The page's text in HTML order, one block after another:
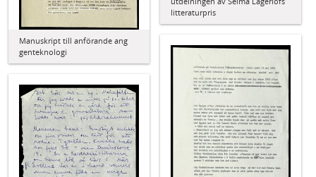
litteraturpris
Manuskript till anförande ang
genteknologi